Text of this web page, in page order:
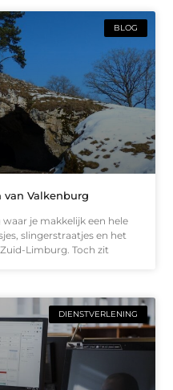
BLOG
Valkenburg
je makkelijk een hele
slingerstraatjes en het
Limburg. Toch zit
DIENSTVERLENING